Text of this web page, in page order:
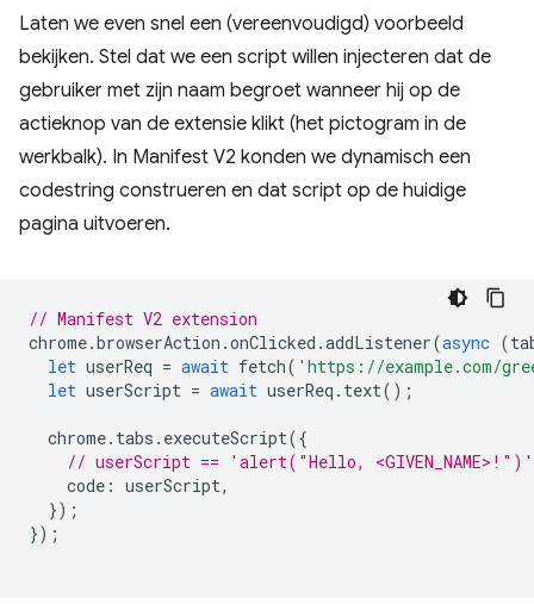
Laten we even snel een (vereenvoudigd) voorbeeld
bekijken. Stel dat we een script willen injecteren dat de
gebruiker met zijn naam begroet wanneer hij op de
actieknop van de extensie klikt (het pictogram in de
werkbalk). In Manifest V2 konden we dynamisch een
codestring construeren en dat script op de huidige
pagina uitvoeren.
// Manifest V2 extension
chrome.browserAction .onClicked .addListener(async (
let userReq = await fetch( 'https://example.com/
let userScript = await userReq . text();
chrome. tabs . executeScript({
// userScript == 'alert("Hello, <GIVEN_NAME>!")'
code : userScript,
});
});